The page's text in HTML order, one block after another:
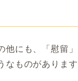
他にも、「慰留
なものがあります